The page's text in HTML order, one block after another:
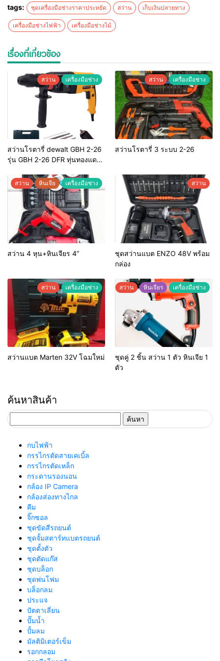
tags: ชุดเครื่องมือช่างราคาประหยัด สว่าน เก็บเงินปลายทาง
เครื่องมือช่างไฟฟ้า เครื่องมือช่างไม้
เรื่องที่เกี่ยวข้อง
สว่าน เครื่องมือช่าง
สว่านโรตารี่ dewalt GBH 2-26
รุ่น GBH 2-26 DFR ทุ่นทองแดง
สว่าน เครื่องมือช่าง
สว่านโรตารี่ 3 ระบบ 2-26
สว่าน หินเจีย เครื่องมือช่าง
สว่าน 4 หุน+หินเจียร 4”
สว่าน
ชุดสว่านแบต ENZO 48V พร้อม
กล่อง
สว่าน เครื่องมือช่าง
สว่านแบต Marten 32V โฉมใหม่
สว่าน หินเจียร เครื่องมือช่าง
ชุดคู่ 2 ชิ้น สว่าน 1 ตัว หินเจีย 1
ตัว
ค้นหาสินค้า
สำหรับ:
กบไฟฟ้า
กรรไกรตัดสายเคเบิ้ล
กรรไกรตัดเหล็ก
กระดานรองนอน
กล้อง IP Camera
กล้องส่องทางไกล
คีม
จิ๊กซอล
ชุดขัดสีรถยนต์​
ชุดจั้มสตาร์ทแบตรถยนต์
ชุดตั้งตัว
ชุดตัดแก๊ส
ชุดบล็อก
ชุดพ่นโฟม
บล็อกลม
ประแจ
ปัตตาเลี่ยน
ปั๊มน้ำ
ปั้มลม
มัลติมิเตอร์เข็ม
รอกกลอม